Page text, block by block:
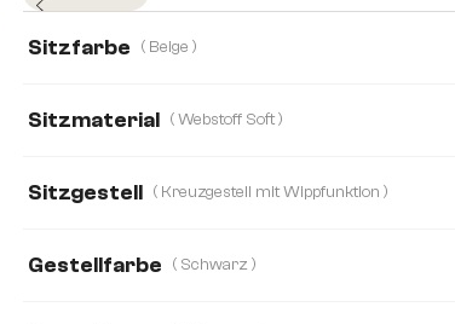
Sitzfarbe ( Beige )
Sitzmaterial ( Webstoff Soft )
Sitzgestell ( Kreuzgestell mit Wippfunktion )
Gestellfarbe ( Schwarz )